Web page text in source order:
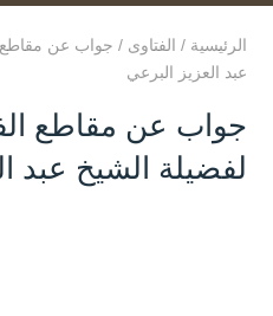
الرئيسية / الفتاوى /
عبد العزيز البرعي
لفضيلة الشيخ عبد